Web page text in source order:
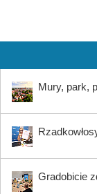
Mury, park,
Gradobicie